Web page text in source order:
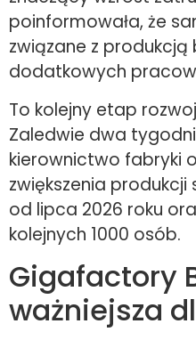
poinformowała, że
związane z produkcją
dodatkowych
To kolejny etap
Zaledwie dwa
kierownictwo fabryki
zwiększenia
od lipca 2026 roku
kolejnych 1000 osób.
Gigafactory
ważniejsza